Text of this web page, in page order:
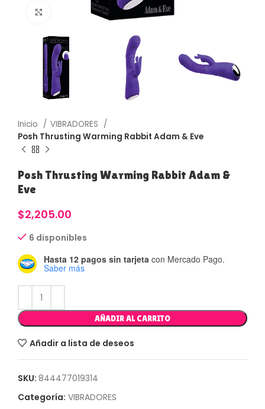
Haga Click para agrandar
Inicio
VIBRADORES
Posh Thrusting Warming Rabbit Adam & Eve
Posh Thrusting Warming Rabbit Adam &
Eve
$2,205.00
6 disponibles
Hasta 12 pagos sin tarjeta con Mercado Pago.
Saber más
AÑADIR AL CARRITO
Añadir a lista de deseos
SKU: 844477019314
Categoría: VIBRADORES